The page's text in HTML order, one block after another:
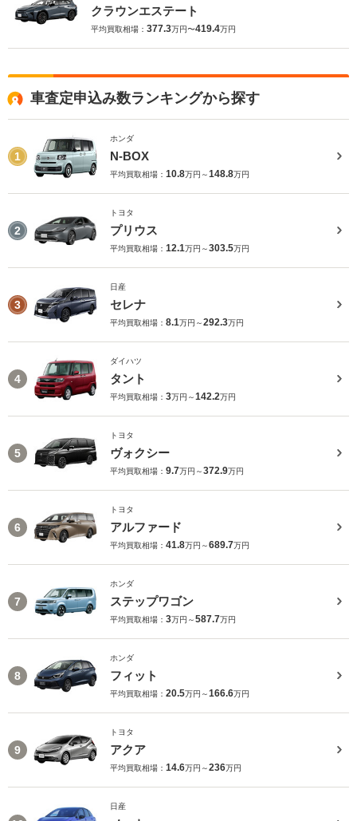
クラウンエステート
平均買取相場： 377.3万円〜419.4万円
車査定申込み数ランキングから探す
1
ホンダ
N-BOX
平均買取相場： 10.8万円～148.8万円
2
トヨタ
プリウス
平均買取相場： 12.1万円～303.5万円
3
日産
セレナ
平均買取相場： 8.1万円～292.3万円
4
ダイハツ
タント
平均買取相場： 3万円～142.2万円
5
トヨタ
ヴォクシー
平均買取相場： 9.7万円～372.9万円
6
トヨタ
アルファード
平均買取相場： 41.8万円～689.7万円
7
ホンダ
ステップワゴン
平均買取相場： 3万円～587.7万円
8
ホンダ
フィット
平均買取相場： 20.5万円～166.6万円
9
トヨタ
アクア
平均買取相場： 14.6万円～236万円
日産